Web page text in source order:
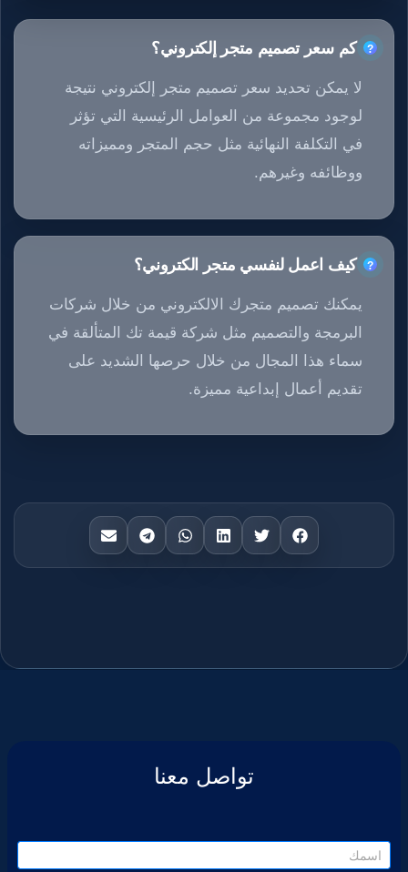
كم سعر تصميم متجر إلكتروني؟
لا يمكن تحديد سعر تصميم متجر إلكتروني نتيجة
لوجود مجموعة من العوامل الرئيسية التي تؤثر
في التكلفة النهائية مثل حجم المتجر ومميزاته
ووظائفه وغيرهم.
كيف اعمل لنفسي متجر الكتروني؟
يمكنك تصميم متجرك الالكتروني من خلال شركات
البرمجة والتصميم مثل شركة قيمة تك المتألقة في
سماء هذا المجال من خلال حرصها الشديد على
تقديم أعمال إبداعية مميزة.
تواصل معنا